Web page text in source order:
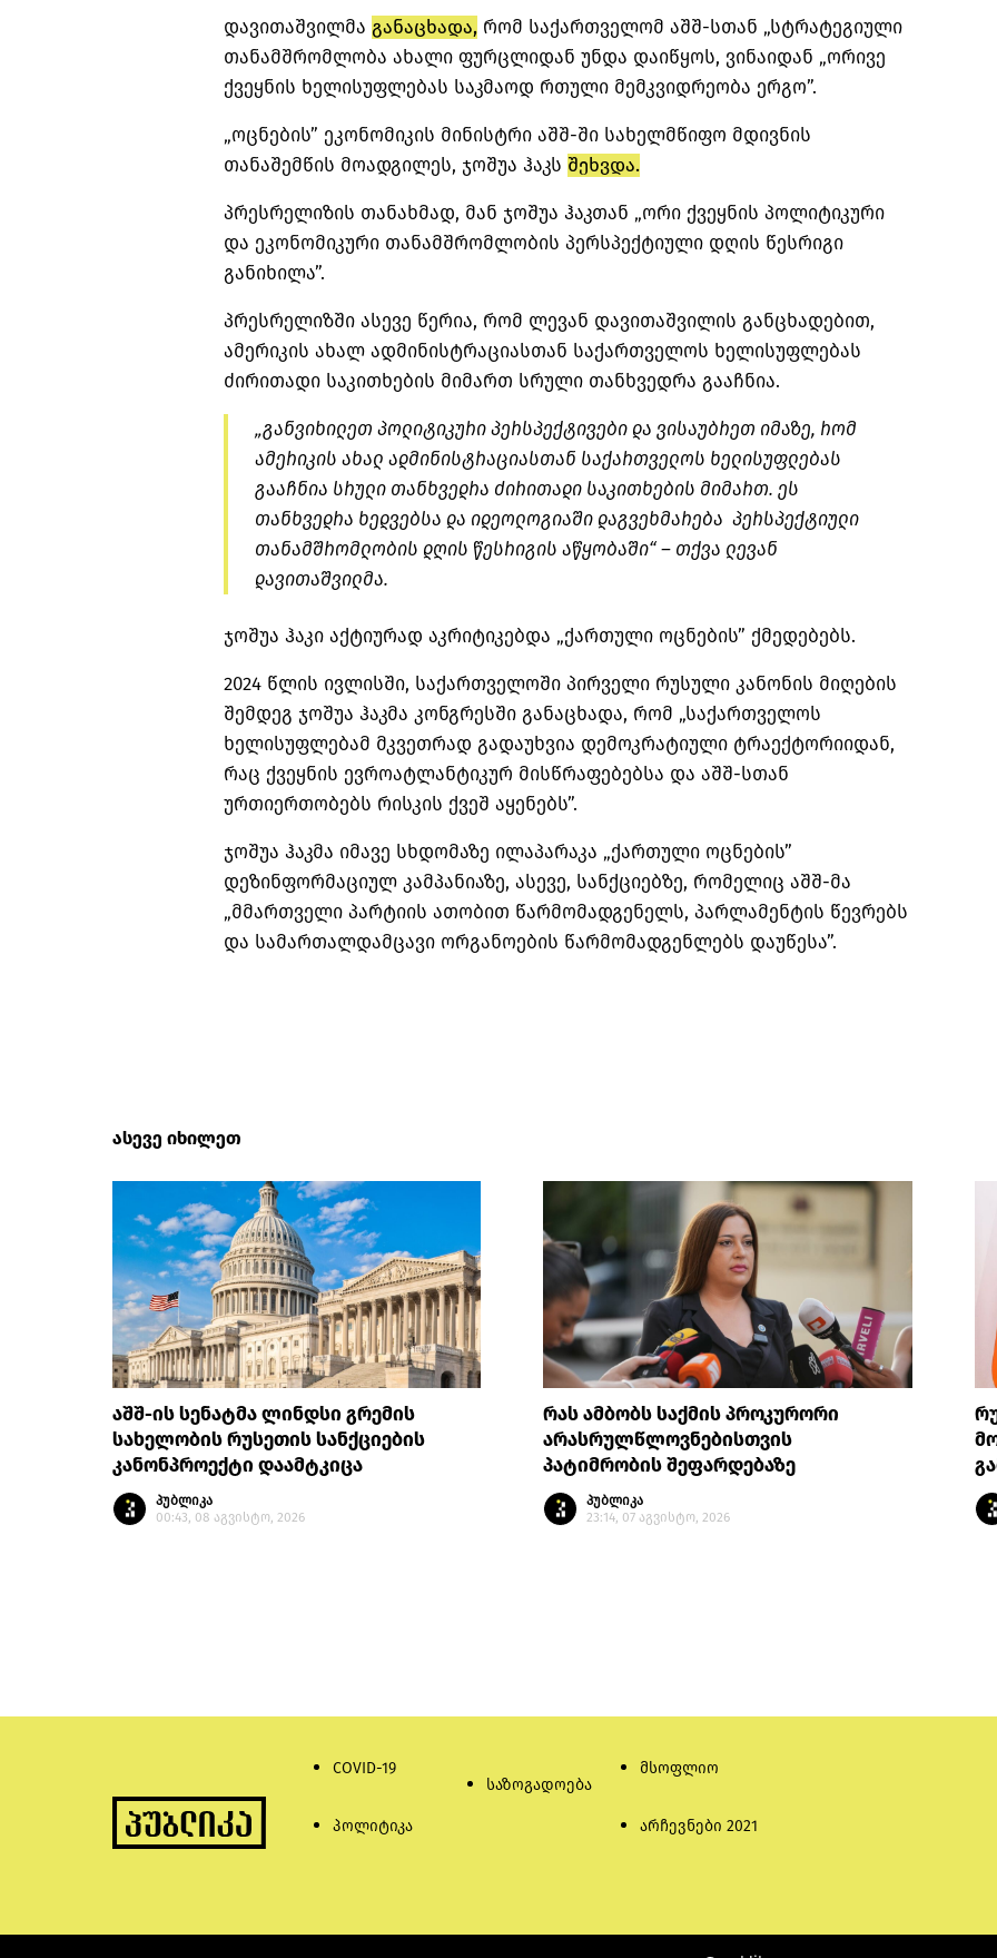
დავითაშვილმა განაცხადა, რომ საქართველომ აშშ-სთან „სტრატეგიული
თანამშრომლობა ახალი ფურცლიდან უნდა დაიწყოს, ვინაიდან „ორივე
ქვეყნის ხელისუფლებას საკმაოდ რთული მემკვიდრეობა ერგო”.
„ოცნების” ეკონომიკის მინისტრი აშშ-ში სახელმწიფო მდივნის
თანაშემწის მოადგილეს, ჯოშუა ჰაკს შეხვდა.
პრესრელიზის თანახმად, მან ჯოშუა ჰაკთან „ორი ქვეყნის პოლიტიკური
და ეკონომიკური თანამშრომლობის პერსპექტიული დღის წესრიგი
განიხილა”.
პრესრელიზში ასევე წერია, რომ ლევან დავითაშვილის განცხადებით,
ამერიკის ახალ ადმინისტრაციასთან საქართველოს ხელისუფლებას
ძირითადი საკითხების მიმართ სრული თანხვედრა გააჩნია.
„განვიხილეთ პოლიტიკური პერსპექტივები და ვისაუბრეთ იმაზე, რომ
ამერიკის ახალ ადმინისტრაციასთან საქართველოს ხელისუფლებას
გააჩნია სრული თანხვედრა ძირითადი საკითხების მიმართ. ეს
თანხვედრა ხედვებსა და იდეოლოგიაში დაგვეხმარება პერსპექტიული
თანამშრომლობის დღის წესრიგის აწყობაში“ – თქვა ლევან
დავითაშვილმა.
ჯოშუა ჰაკი აქტიურად აკრიტიკებდა „ქართული ოცნების” ქმედებებს.
2024 წლის ივლისში, საქართველოში პირველი რუსული კანონის მიღების
შემდეგ ჯოშუა ჰაკმა კონგრესში განაცხადა, რომ „საქართველოს
ხელისუფლებამ მკვეთრად გადაუხვია დემოკრატიული ტრაექტორიიდან,
რაც ქვეყნის ევროატლანტიკურ მისწრაფებებსა და აშშ-სთან
ურთიერთობებს რისკის ქვეშ აყენებს”.
ჯოშუა ჰაკმა იმავე სხდომაზე ილაპარაკა „ქართული ოცნების”
დეზინფორმაციულ კამპანიაზე, ასევე, სანქციებზე, რომელიც აშშ-მა
„მმართველი პარტიის ათობით წარმომადგენელს, პარლამენტის წევრებს
და სამართალდამცავი ორგანოების წარმომადგენლებს დაუწესა”.
ასევე იხილეთ
აშშ-ის სენატმა ლინდსი გრემის
სახელობის რუსეთის სანქციების
კანონპროექტი დაამტკიცა
პუბლიკა
00:43, 08 აგვისტო, 2026
რას ამბობს საქმის პროკურორი
არასრულწლოვნებისთვის
პატიმრობის შეფარდებაზე
პუბლიკა
23:14, 07 აგვისტო, 2026
COVID-19
პოლიტიკა
საზოგადოება
მსოფლიო
არჩევნები 2021